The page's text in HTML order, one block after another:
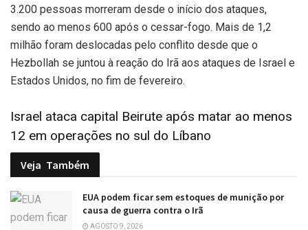
3.200 pessoas morreram desde o início dos ataques,
sendo ao menos 600 após o cessar-fogo. Mais de 1,2
milhão foram deslocadas pelo conflito desde que o
Hezbollah se juntou à reação do Irã aos ataques de Israel e
Estados Unidos, no fim de fevereiro.
Israel ataca capital Beirute após matar ao menos
12 em operações no sul do Líbano
Veja Também
EUA podem ficar sem estoques de munição por
causa de guerra contra o Irã
AGOSTO 9, 2026